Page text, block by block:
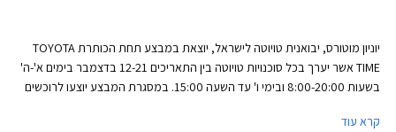
יוניון מוטורס, יבואנית טויוטה לישראל, יוצאת במבצע תחת הכותרת TOYOTA
TIME אשר יערך בכל סוכנויות טויוטה בין התאריכים 12-21 בדצמבר בימים א'-ה'
בשעות 8:00-20:00 ובימי ו' עד השעה 15:00. במסגרת המבצע יוצעו לרוכשים
קרא עוד